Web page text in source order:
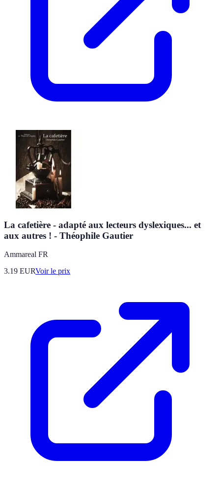
La cafetière - adapté aux lecteurs dyslexiques... et
aux autres ! - Théophile Gautier
Ammareal FR
3.19 EURVoir le prix